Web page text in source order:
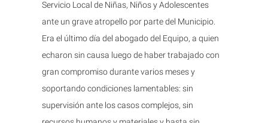
Servicio Local de Niñas, Niños y Adolescentes
ante un grave atropello por parte del Municipio.
Era el último día del abogado del Equipo, a quien
echaron sin causa luego de haber trabajado con
gran compromiso durante varios meses y
soportando condiciones lamentables: sin
supervisión ante los casos complejos, sin